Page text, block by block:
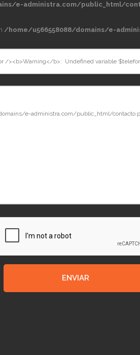
e-administra.com/public_html/
/home/u566558088/domains/e-